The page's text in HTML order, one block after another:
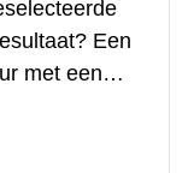
Een
met een
wordt